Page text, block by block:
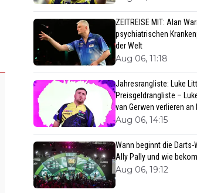
ZEITREISE MIT: Alan
psychiatrischen
der Welt
Aug 06, 11:18
Jahresrangliste: Luke
Preisgeldrangliste –
van Gerwen verlieren an
Aug 06, 14:15
Wann beginnt die
Ally Pally und wie
Aug 06, 19:12